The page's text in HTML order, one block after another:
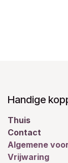
Handige
Thuis
Contact
Algemene
Vrijwaring